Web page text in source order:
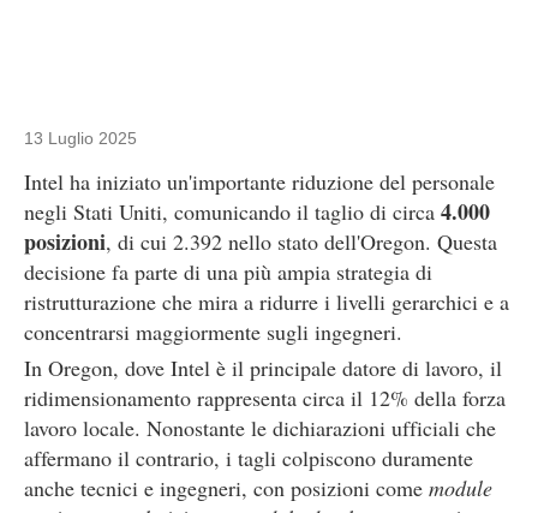
13 Luglio 2025
Intel ha iniziato un'importante riduzione del personale
negli Stati Uniti, comunicando il taglio di circa 4.000
posizioni, di cui 2.392 nello stato dell'Oregon. Questa
decisione fa parte di una più ampia strategia di
ristrutturazione che mira a ridurre i livelli gerarchici e a
concentrarsi maggiormente sugli ingegneri.
In Oregon, dove Intel è il principale datore di lavoro, il
ridimensionamento rappresenta circa il 12% della forza
lavoro locale. Nonostante le dichiarazioni ufficiali che
affermano il contrario, i tagli colpiscono duramente
anche tecnici e ingegneri, con posizioni come module